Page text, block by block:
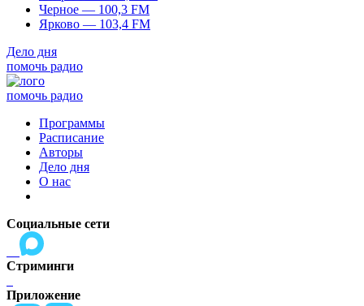
Черное — 100,3 FM
Ярково — 103,4 FM
Дело дня
помочь радио
помочь радио
Программы
Расписание
Авторы
Дело дня
О нас
Социальные сети
Стриминги
Приложение